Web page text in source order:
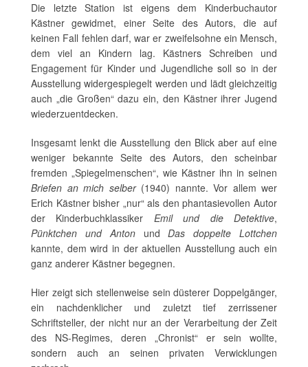
Die letzte Station ist eigens dem Kinderbuchautor
Kästner gewidmet, einer Seite des Autors, die auf
keinen Fall fehlen darf, war er zweifelsohne ein Mensch,
dem viel an Kindern lag. Kästners Schreiben und
Engagement für Kinder und Jugendliche soll so in der
Ausstellung widergespiegelt werden und lädt gleichzeitig
auch „die Großen“ dazu ein, den Kästner ihrer Jugend
wiederzuentdecken.
Insgesamt lenkt die Ausstellung den Blick aber auf eine
weniger bekannte Seite des Autors, den scheinbar
fremden „Spiegelmenschen“, wie Kästner ihn in seinen
Briefen an mich selber(1940) nannte. Vor allem wer
Erich Kästner bisher „nur“ als den phantasievollen Autor
der Kinderbuchklassiker Emil und die Detektive,
Pünktchen und AntonundDas doppelte Lottchen
kannte, dem wird in der aktuellen Ausstellung auch ein
ganz anderer Kästner begegnen.
Hier zeigt sich stellenweise sein düsterer Doppelgänger,
ein nachdenklicher und zuletzt tief zerrissener
Schriftsteller, der nicht nur an der Verarbeitung der Zeit
des NS-Regimes, deren „Chronist“ er sein wollte,
sondern auch an seinen privaten Verwicklungen